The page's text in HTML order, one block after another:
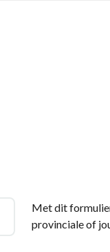
Met dit
provinciale of